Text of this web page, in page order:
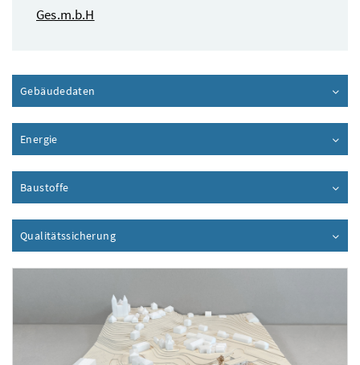
Ges.m.b.H
Gebäudedaten
Energie
Baustoffe
QualitätssicherungInhalt aufklappen